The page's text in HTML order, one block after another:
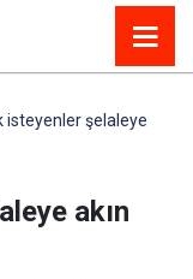
isteyenler şelaleye
akın